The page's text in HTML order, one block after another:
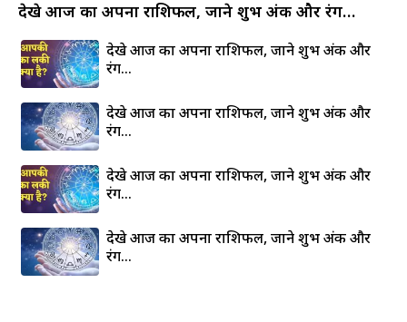
देखे आज का अपना राशिफल, जाने शुभ अंक और रंग…
देखे आज का अपना राशिफल, जाने शुभ अंक और
रंग…
देखे आज का अपना राशिफल, जाने शुभ अंक और
रंग…
देखे आज का अपना राशिफल, जाने शुभ अंक और
रंग…
देखे आज का अपना राशिफल, जाने शुभ अंक और
रंग…